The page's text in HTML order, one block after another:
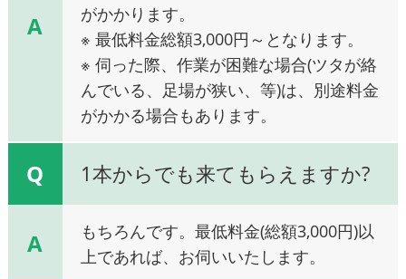
A
がかかります。
※ 最低料金総額3,000円～となります。
※ 伺った際、作業が困難な場合(ツタが絡
んでいる、足場が狭い、等)は、別途料金
がかかる場合もあります。
Q 1本からでも来てもらえますか?
A
もちろんです。最低料金(総額3,000円)以
上であれば、お伺いいたします。